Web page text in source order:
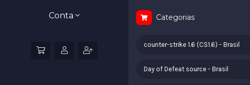
Conta Categorias
counter-strike 1.6 (CS1.6) - Brasil
Day of Defeat source - Brasil